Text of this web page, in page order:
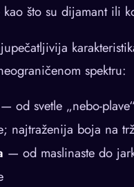
što su dijamant ili
spektru:
— od svetle „nebo-
najtraženija boja na
— od maslinaste do